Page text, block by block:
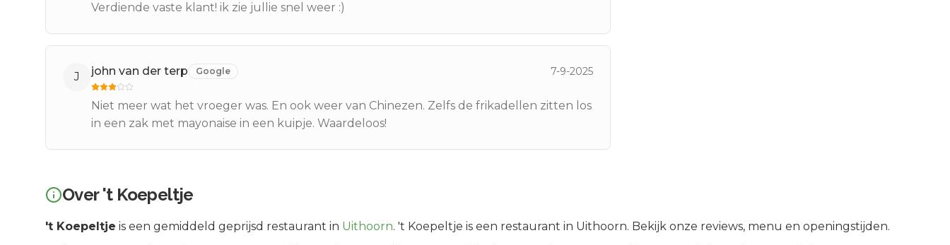
Verdiende vaste klant! ik zie jullie snel weer :)
J john van der terp Google 7-9-2025
Niet meer wat het vroeger was. En ook weer van Chinezen. Zelfs de frikadellen zitten los
in een zak met mayonaise in een kuipje. Waardeloos!
Over't Koepeltje
't Koepeltje is een gemiddeld geprijsd restaurant in Uithoorn. 't Koepeltje is een restaurant in Uithoorn. Bekijk onze reviews, menu en openingstijden.